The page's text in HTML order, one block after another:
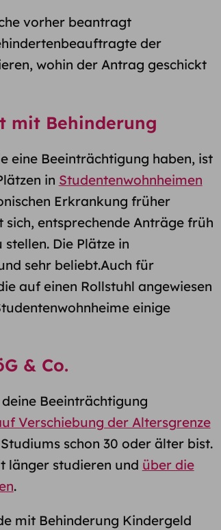
vorher beantragt
der
wohin der Antrag geschickt
mit Behinderung
eine Beeinträchtigung haben, ist
in Studentenwohnheimen
Erkrankung früher
entsprechende Anträge früh
Die Plätze in
sehr beliebt.Auch für
auf einen Rollstuhl angewiesen
einige
& Co.
Beeinträchtigung
Verschiebung der Altersgrenze
schon 30 oder älter bist.
länger studieren und über die
.
mit Behinderung Kindergeld